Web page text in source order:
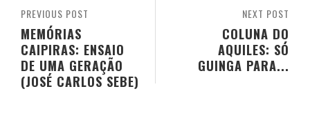
NEXT POST
COLUNA DO
AQUILES: SÓ
GUINGA PARA...
PREVIOUS POST
MEMÓRIAS
CAIPIRAS: ENSAIO
DE UMA GERAÇÃO
(JOSÉ CARLOS SEBE)